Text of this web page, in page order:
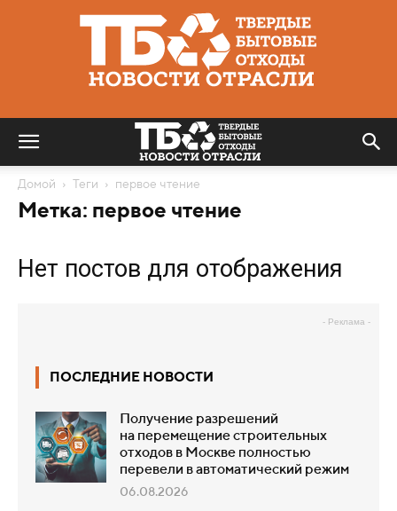
Твердые
бытовые
отходы
|
Домой Теги первое чтение
Метка: первое чтение
Нет постов для отображения
- Реклама -
ПОСЛЕДНИЕ НОВОСТИ
Получение разрешений
на перемещение строительных
отходов в Москве полностью
перевели в автоматический режим
06.08.2026